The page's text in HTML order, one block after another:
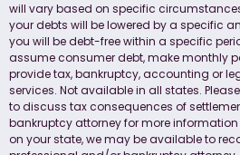
will vary based on specific
your debts will be lowered by a specific
you will be debt-free within a specific
assume consumer debt, make monthly
provide tax, bankruptcy, accounting or
services. Not available in all states.
to discuss tax consequences of
bankruptcy attorney for more
on your state, we may be available to